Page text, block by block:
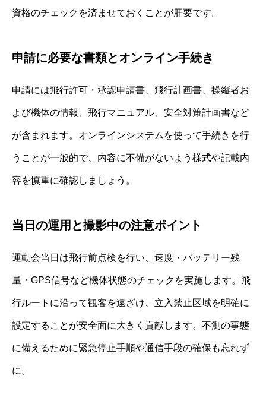
資格のチェックを済ませておくことが肝要です。
申請に必要な書類とオンライン手続き
申請には飛行許可・承認申請書、飛行計画書、操縦者お
よび機体の情報、飛行マニュアル、安全対策計画書など
が含まれます。オンラインシステムを使って手続きを行
うことが一般的で、内容に不備がないよう様式や記載内
容を慎重に確認しましょう。
当日の運用と撮影中の注意ポイント
運動会当日は飛行前点検を行い、速度・バッテリー残
量・GPS信号など機体状態のチェックを実施します。飛
行ルートに沿って観客を遠ざけ、立入禁止区域を明確に
設定することが安全面に大きく貢献します。不測の事態
に備えるために緊急停止手順や通信手段の確保も忘れず
に。